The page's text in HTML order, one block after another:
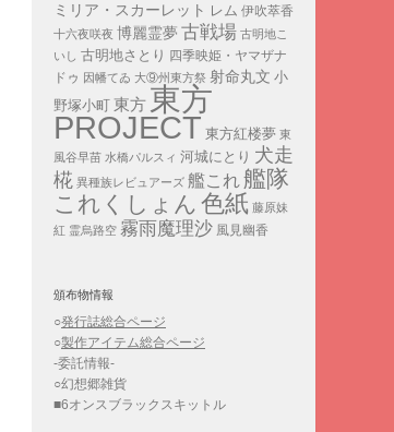
ミリア・スカーレット
レム 伊吹萃香
十六夜咲夜 博麗霊夢 古戦場 古明地こ
いし 古明地さとり 四季映姫・ヤマザナ
ドゥ 因幡てゐ 大⑨州東方祭 射命丸文 小
野塚小町 東方 東方
PROJECT 東方紅楼夢 東
風谷早苗 水橋パルスィ 河城にとり 犬走
椛 異種族レビュアーズ 艦これ艦隊
これくしょん 色紙 藤原妹
紅 霊烏路空 霧雨魔理沙 風見幽香
頒布物情報
○発行誌総合ページ
○製作アイテム総合ページ
-委託情報-
○幻想郷雑貨
■6オンスブラックスキットル